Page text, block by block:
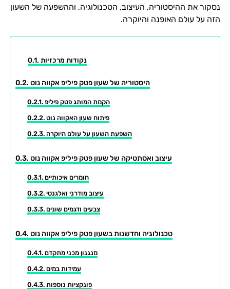
נסקור את ההיסטוריה, העיצוב, הטכנולוגיה, וההשפעה של השעון
הזה על עולם האופנה והיוקרה.
נקודות מרכזיות
היסטוריה של שעון פטק פיליפ אקווה נוט
הקמת המותג פטק פיליפ
פיתוח שעון האקווה נוט
השפעת השעון על עולם היוקרה
עיצוב ואסתטיקה של שעון פטק פיליפ אקווה נוט
חומרים איכותיים
עיצוב מודרני ואלגנטי
צבעים ודגמים שונים
טכנולוגיה וחדשנות בשעון פטק פיליפ אקווה נוט
מנגנון מכני מתקדם
עמידות במים
פונקציות נוספות